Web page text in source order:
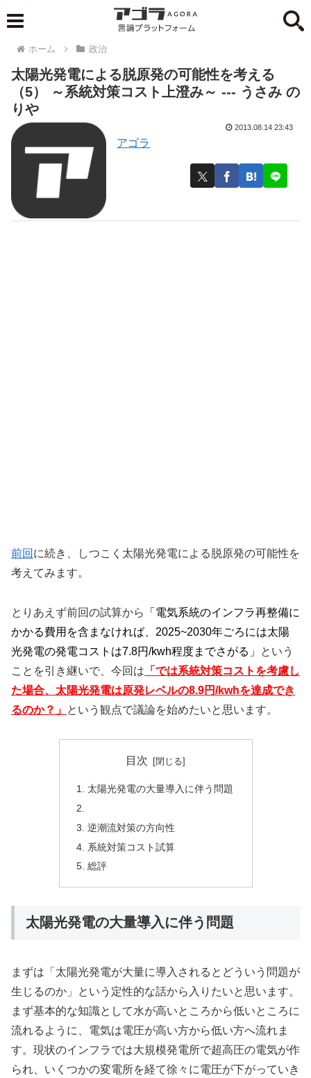
ホーム 政治
太陽光発電による脱原発の可能性を考える
（5） ～系統対策コスト上澄み～ --- うさみ の
りや
アゴラ
2013.08.14 23:43
前回 に続き、しつこく太陽光発電による脱原発の可能性を
考えてみます。
とりあえず前回の試算から
「電気系統のインフラ再整備に
かかる費用を含まなければ、2025~2030年ごろには太陽
光発電の発電コストは7.8円/kwh程度までさがる」
という
ことを引き継いで、今回は 「では系統対策コストを考慮し
た場合、太陽光発電は原発レベルの8.9円/kwhを達成でき
るのか？」 という観点で議論を始めたいと思います。
目次
太陽光発電の大量導入に伴う問題
逆潮流対策の方向性
系統対策コスト試算
総評
太陽光発電の大量導入に伴う問題
まずは「太陽光発電が大量に導入されるとどういう問題が
生じるのか」という定性的な話から入りたいと思います。
まず基本的な知識として水が高いところから低いところに
流れるように、電気は電圧が高い方から低い方へ流れま
す。現状のインフラでは大規模発電所で超高圧の電気が作
られ、いくつかの変電所を経て徐々に電圧が下がっていき